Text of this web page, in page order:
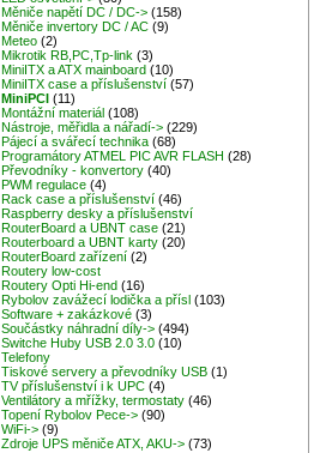
Měniče napětí DC / DC-> (158)
Měniče invertory DC / AC (9)
Meteo (2)
Mikrotik RB,PC,Tp-link (3)
MiniITX a ATX mainboard (10)
MiniITX case a příslušenství (57)
MiniPCI (11)
Montážní materiál (108)
Nástroje, měřidla a nářadí-> (229)
Pájecí a svářecí technika (68)
Programátory ATMEL PIC AVR FLASH (28)
Převodníky - konvertory (40)
PWM regulace (4)
Rack case a příslušenství (46)
Raspberry desky a příslušenství
RouterBoard a UBNT case (21)
Routerboard a UBNT karty (20)
RouterBoard zařízení (2)
Routery low-cost
Routery Opti Hi-end (16)
Rybolov zavážecí lodička a přísl (103)
Software + zakázkové (3)
Součástky náhradní díly-> (494)
Switche Huby USB 2.0 3.0 (10)
Telefony
Tiskové servery a převodníky USB (1)
TV příslušenství i k UPC (4)
Ventilátory a mřížky, termostaty (46)
Topení Rybolov Pece-> (90)
WiFi-> (9)
Zdroje UPS měniče ATX, AKU-> (73)